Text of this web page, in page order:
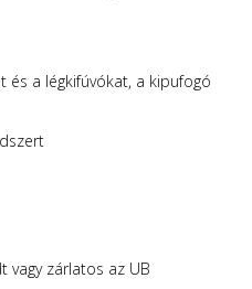
és a légkifúvókat, a kipufogó
vagy zárlatos az UB